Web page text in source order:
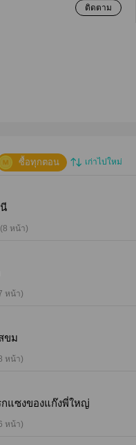
ติดตาม
เก่าไปใหม่
ซื้อทุกตอน
หน้า)
หน้า)
ขม
หน้า)
รกแซงของแก๊งพี่ใหญ่
หน้า)